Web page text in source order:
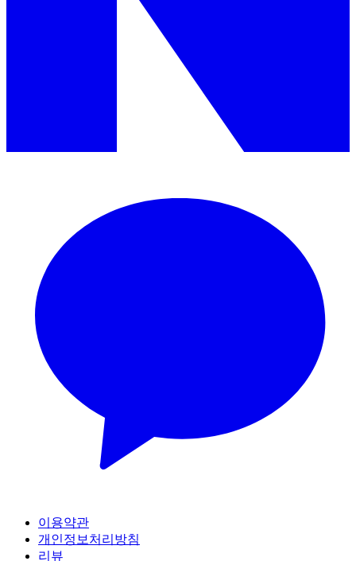
이용약관
개인정보처리방침
리뷰